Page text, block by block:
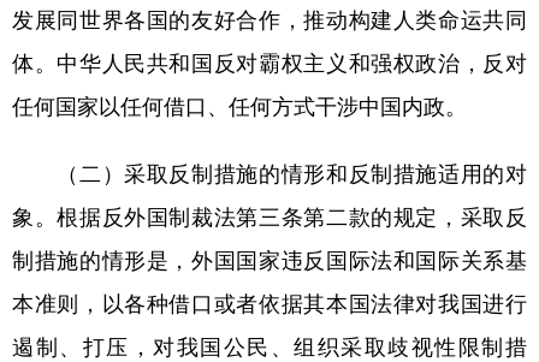
发展同世界各国的友好合作，推动构建人类命运共同
体。中华人民共和国反对霸权主义和强权政治，反对
任何国家以任何借口、任何方式干涉中国内政。
（二）采取反制措施的情形和反制措施适用的对
象。根据反外国制裁法第三条第二款的规定，采取反
制措施的情形是，外国国家违反国际法和国际关系基
本准则，以各种借口或者依据其本国法律对我国进行
遏制、打压，对我国公民、组织采取歧视性限制措